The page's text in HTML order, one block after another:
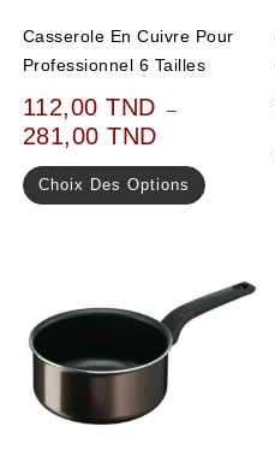
Casserole En Cuivre Pour
Professionnel 6 Tailles
112,00TND –
281,00TND
Choix Des Options